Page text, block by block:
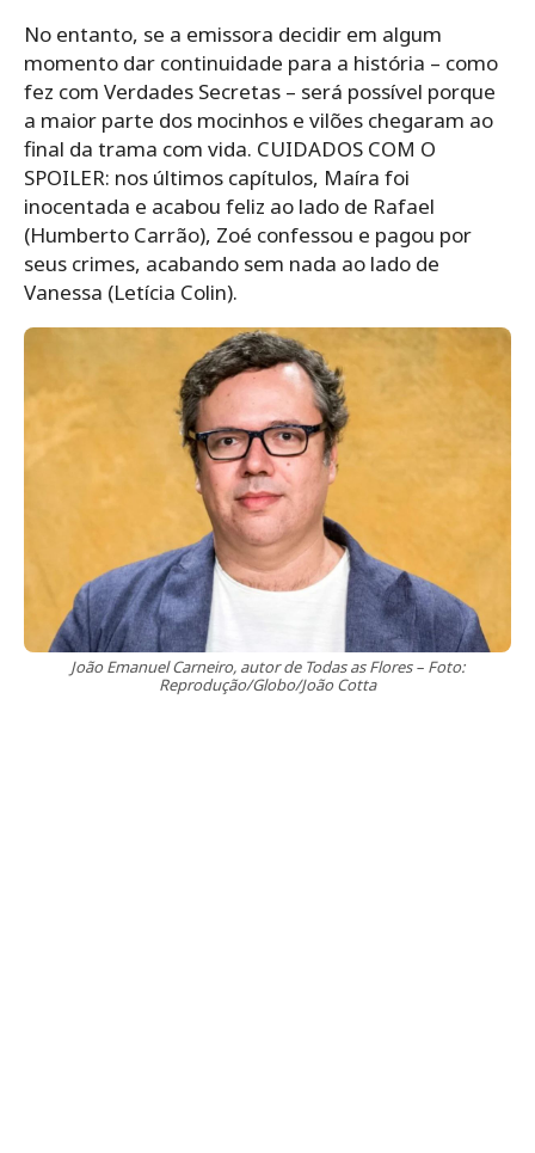
No entanto, se a emissora decidir em algum
momento dar continuidade para a história – como
fez com Verdades Secretas – será possível porque
a maior parte dos mocinhos e vilões chegaram ao
final da trama com vida. CUIDADOS COM O
SPOILER: nos últimos capítulos, Maíra foi
inocentada e acabou feliz ao lado de Rafael
(Humberto Carrão), Zoé confessou e pagou por
seus crimes, acabando sem nada ao lado de
Vanessa (Letícia Colin).
João Emanuel Carneiro, autor de Todas as Flores – Foto:
Reprodução/Globo/João Cotta